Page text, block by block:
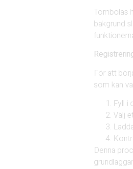
Tombolas
bakgrund
För att
som kan
Fyll i
Välj
Denna